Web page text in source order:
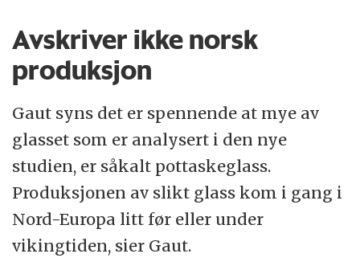
Avskriver ikke norsk
produksjon
Gaut syns det er spennende at mye av
glasset som er analysert i den nye
studien, er såkalt pottaskeglass.
Produksjonen av slikt glass kom i gang i
Nord-Europa litt før eller under
vikingtiden, sier Gaut.